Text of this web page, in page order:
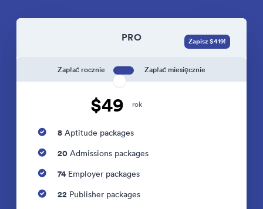
PRO
Zapłać rocznie Zapłać miesięcznie
$49 rok
Zapisz $419!
8 Aptitude packages
20 Admissions packages
74Employer packages
22 Publisher packages